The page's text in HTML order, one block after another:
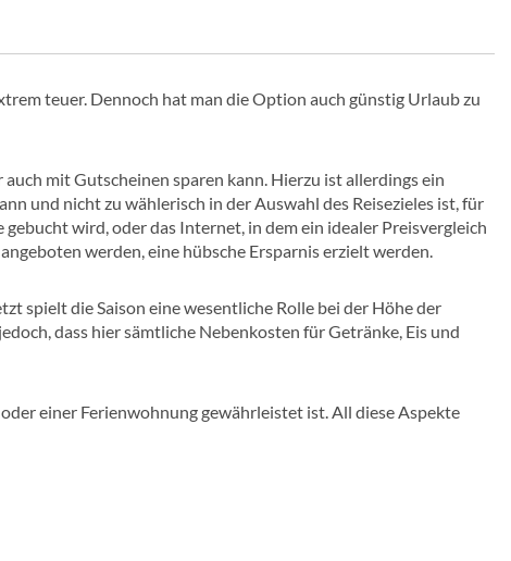
teuer. Dennoch hat man die Option auch günstig Urlaub zu
mit Gutscheinen sparen kann. Hierzu ist allerdings ein
und nicht zu wählerisch in der Auswahl des Reisezieles ist, für
wird, oder das Internet, in dem ein idealer Preisvergleich
werden, eine hübsche Ersparnis erzielt werden.
spielt die Saison eine wesentliche Rolle bei der Höhe der
dass hier sämtliche Nebenkosten für Getränke, Eis und
einer Ferienwohnung gewährleistet ist. All diese Aspekte